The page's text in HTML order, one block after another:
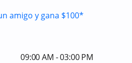
amigo y gana $100*
09:00 AM - 03:00 PM